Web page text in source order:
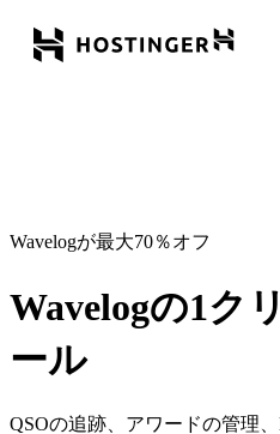
Wavelogが最大70％オフ
Wavelogの1ク
ール
QSOの追跡、アワードの管理